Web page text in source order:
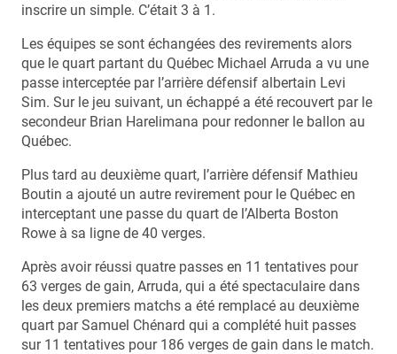
inscrire un simple. C’était 3 à 1.
Les équipes se sont échangées des revirements alors
que le quart partant du Québec Michael Arruda a vu une
passe interceptée par l’arrière défensif albertain Levi
Sim. Sur le jeu suivant, un échappé a été recouvert par le
secondeur Brian Harelimana pour redonner le ballon au
Québec.
Plus tard au deuxième quart, l’arrière défensif Mathieu
Boutin a ajouté un autre revirement pour le Québec en
interceptant une passe du quart de l’Alberta Boston
Rowe à sa ligne de 40 verges.
Après avoir réussi quatre passes en 11 tentatives pour
63 verges de gain, Arruda, qui a été spectaculaire dans
les deux premiers matchs a été remplacé au deuxième
quart par Samuel Chénard qui a complété huit passes
sur 11 tentatives pour 186 verges de gain dans le match.